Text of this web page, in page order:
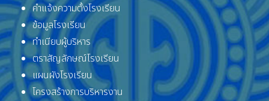
คำแจ้งความตั้งโรงเรียน
ข้อมูลโรงเรียน
ทำเนียบผู้บริหาร
ตราสัญลักษณ์โรงเรียน
แผนผังโรงเรียน
โครงสร้างการบริหารงาน